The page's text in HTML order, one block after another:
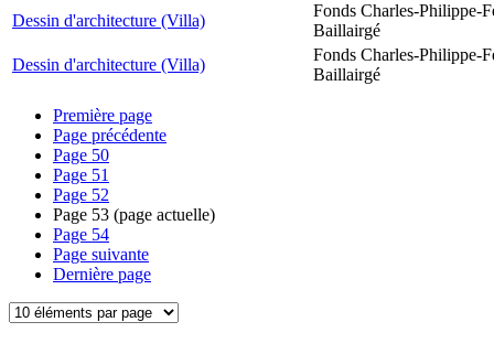
Dessin d'architecture (Villa)
Fonds Charles-Philippe-
Baillairgé
Dessin d'architecture (Villa)
Fonds Charles-Philippe-
Baillairgé
Première page
Page précédente
Page 50
Page 51
Page 52
Page 53 (page actuelle)
Page 54
Page suivante
Dernière page